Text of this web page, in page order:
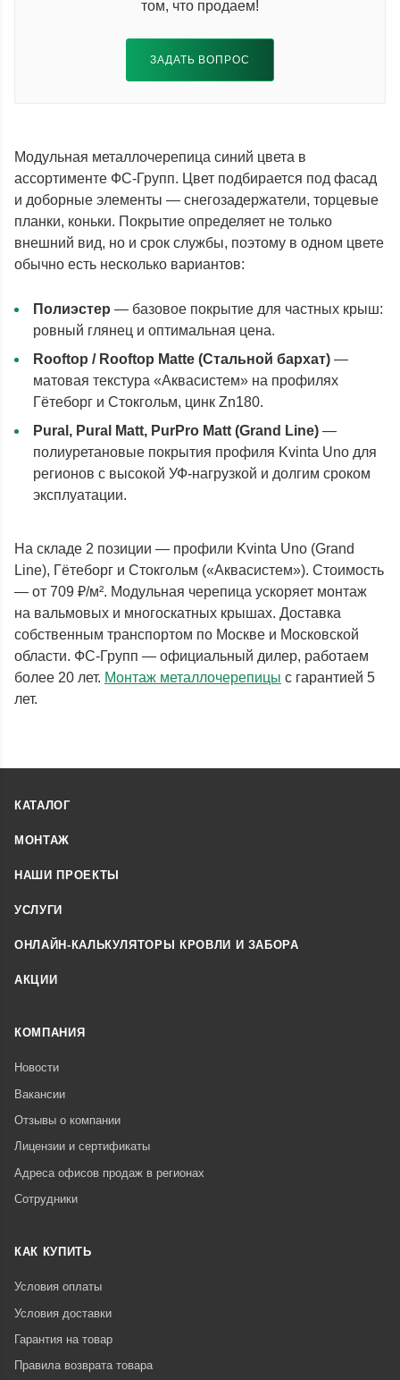
том, что продаем!
ЗАДАТЬ ВОПРОС
Модульная металлочерепица синий цвета в
ассортименте ФС-Групп. Цвет подбирается под фасад
и доборные элементы — снегозадержатели, торцевые
планки, коньки. Покрытие определяет не только
внешний вид, но и срок службы, поэтому в одном цвете
обычно есть несколько вариантов:
Полиэстер — базовое покрытие для частных крыш:
ровный глянец и оптимальная цена.
Rooftop / Rooftop Matte (Стальной бархат) —
матовая текстура «Аквасистем» на профилях
Гётеборг и Стокгольм, цинк Zn180.
Pural, Pural Matt, PurPro Matt (Grand Line) —
полиуретановые покрытия профиля Kvinta Uno для
регионов с высокой УФ-нагрузкой и долгим сроком
эксплуатации.
На складе 2 позиции — профили Kvinta Uno (Grand
Line), Гётеборг и Стокгольм («Аквасистем»). Стоимость
— от 709 ₽/м². Модульная черепица ускоряет монтаж
на вальмовых и многоскатных крышах. Доставка
собственным транспортом по Москве и Московской
области. ФС-Групп — официальный дилер, работаем
более 20 лет. Монтаж металлочерепицы с гарантией 5
лет.
КАТАЛОГ
МОНТАЖ
НАШИ ПРОЕКТЫ
УСЛУГИ
ОНЛАЙН-КАЛЬКУЛЯТОРЫ КРОВЛИ И ЗАБОРА
АКЦИИ
КОМПАНИЯ
Новости
Вакансии
Отзывы о компании
Лицензии и сертификаты
Адреса офисов продаж в регионах
Сотрудники
КАК КУПИТЬ
Условия оплаты
Условия доставки
Гарантия на товар
Правила возврата товара